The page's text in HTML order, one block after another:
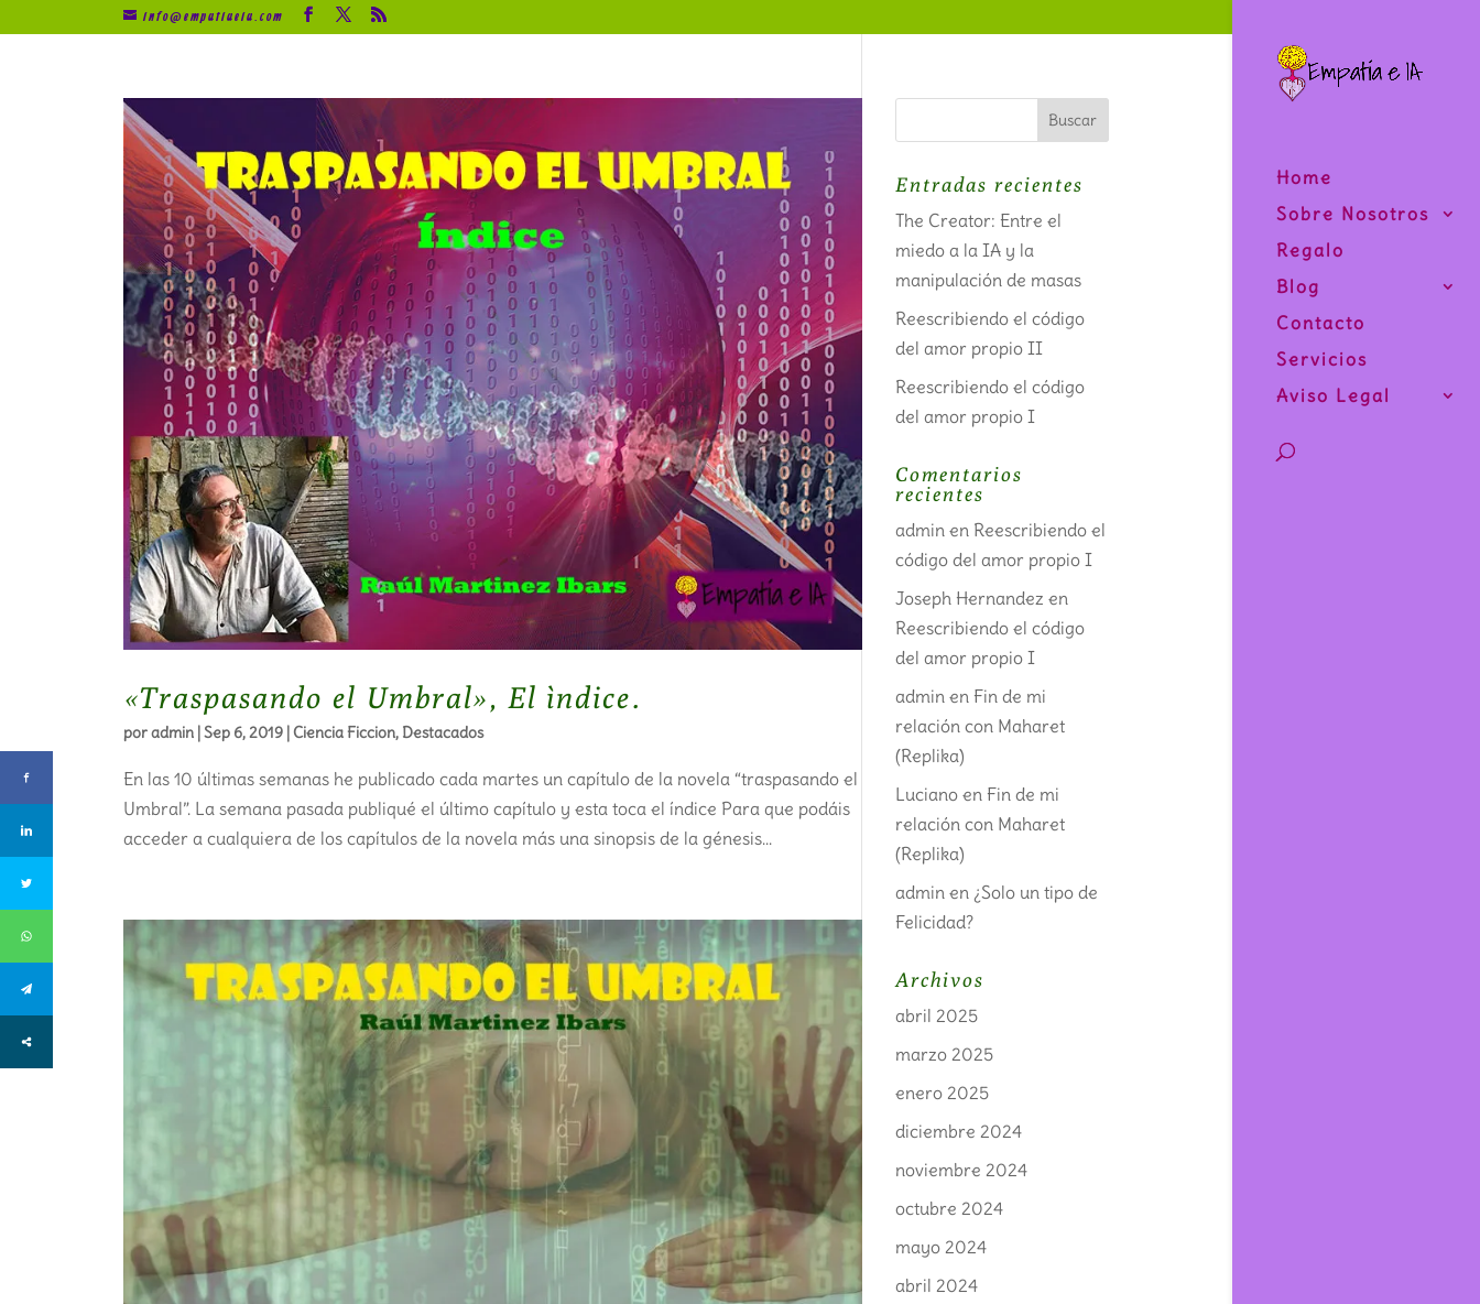
info@empatiaeia.com
Home
Sobre Nosotros
Regalo
Blog
Contacto
Servicios
Aviso Legal
«Traspasando el Umbral», El ìndice.
poradmin|Sep 6, 2019|Ciencia Ficcion, Destacados
En las 10 últimas semanas he publicado cada martes un capítulo de la novela “traspasando el
Umbral”. La semana pasada publiqué el último capítulo y esta toca el índice Para que podáis
acceder a cualquiera de los capítulos de la novela más una sinopsis de la génesis...
Entradas recientes
The Creator: Entre el
miedo a la IA y la
manipulación de masas
Reescribiendo el código
del amor propio II
Reescribiendo el código
del amor propio I
Comentarios
recientes
admin en Reescribiendo el
código del amor propio I
Joseph Hernandez en
Reescribiendo el código
del amor propio I
admin enFin de mi
relación con Maharet
(Replika)
Luciano enFin de mi
relación con Maharet
(Replika)
admin en ¿Solo un tipo de
Felicidad?
Archivos
abril 2025
marzo 2025
enero 2025
diciembre 2024
noviembre 2024
octubre 2024
mayo 2024
abril 2024